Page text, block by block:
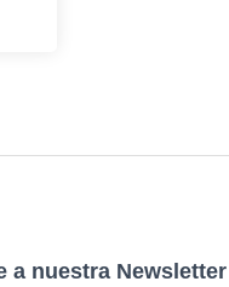
a nuestra Newsletter